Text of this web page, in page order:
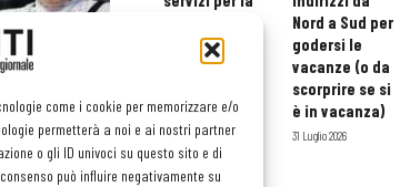
come i cookie per memorizzare e/o
permetterà a noi e ai nostri partner
o gli ID univoci su questo sito e di
può influire negativamente su
sbarca a
orario esteso
e tessera
professionisti
HoReCa
29 Luglio 2026
Nord a Sud per
godersi le
vacanze (o da
scorprire se si
è in vacanza)
31 Luglio 2026